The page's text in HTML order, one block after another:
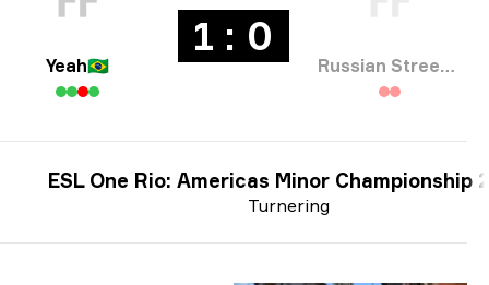
Yeah🇧🇷
1 : 0
Russian Street Party
Turnering
ESL One Rio: Americas Minor Championship